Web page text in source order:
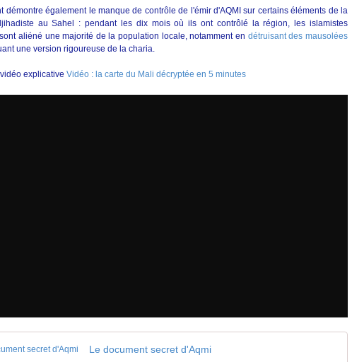
démontre également le manque de contrôle de l'émir d'AQMI sur certains éléments de la
au Sahel : pendant les dix mois où ils ont contrôlé la région, les islamistes
aliéné une majorité de la population locale, notamment en détruisant des mausolées
une version rigoureuse de la charia.
explicative Vidéo : la carte du Mali décryptée en 5 minutes
Le document secret d'Aqmi